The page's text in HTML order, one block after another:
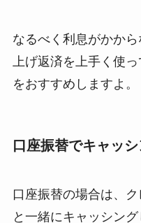
なるべく利息がかか
上げ返済を上手く使
をおすすめしますよ。
口座振替でキャッ
口座振替の場合は、
と一緒にキャッシン